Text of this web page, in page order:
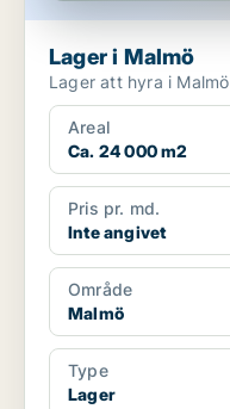
Lager i Malmö
Lager att hyra i Malmö
Areal
Ca. 24 000 m2
Pris pr. md.
Inte angivet
Område
Malmö
Type
Lager